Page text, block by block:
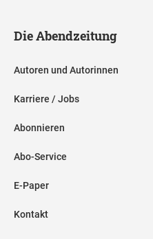
Die Abendzeitung
Autoren und Autorinnen
Karriere / Jobs
Abonnieren
Abo-Service
E-Paper
Kontakt